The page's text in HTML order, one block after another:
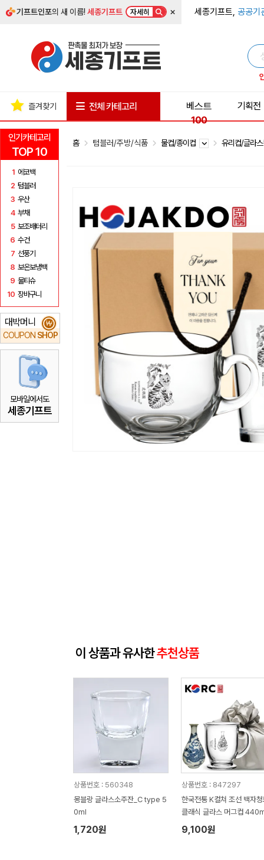
기프트인포의 새 이름!세종기프트 자세히 × 세종기프트, 공공기
인기카테고리
TOP 10
1 에코백
2 텀블러
3 우산
4 부채
5 보조배터리
6 수건
7 선풍기
8 보온보냉백
9 물티슈
10 장바구니
대박머니
COUPON SHOP
₩
모바일에서도
세종기프트
즐겨찾기 전체 카테고리
베스트
100
기획전
홈 텀블러/주방/식품 물컵/종이컵 유리컵/글라
이 상품과 유사한추천상품
상품번호 : 560348
몽블랑 글라스소주잔_C type 5
0ml
1,720원
상품번호 : 847297
한국전통 K컬쳐 조선 백자청
클래식 글라스 머그컵
(보자기 포장)
9,100원